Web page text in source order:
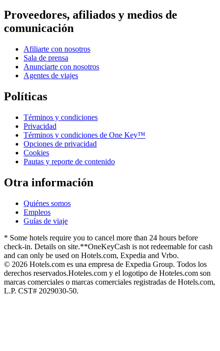
Proveedores, afiliados y medios de
comunicación
Afiliarte con nosotros
Sala de prensa
Anunciarte con nosotros
Agentes de viajes
Políticas
Términos y condiciones
Privacidad
Términos y condiciones de One Key™
Opciones de privacidad
Cookies
Pautas y reporte de contenido
Otra información
Quiénes somos
Empleos
Guías de viaje
* Some hotels require you to cancel more than 24 hours before
check-in. Details on site.**OneKeyCash is not redeemable for cash
and can only be used on Hotels.com, Expedia and Vrbo.
© 2026 Hotels.com es una empresa de Expedia Group. Todos los
derechos reservados.Hoteles.com y el logotipo de Hoteles.com son
marcas comerciales o marcas comerciales registradas de Hotels.com,
L.P. CST# 2029030-50.